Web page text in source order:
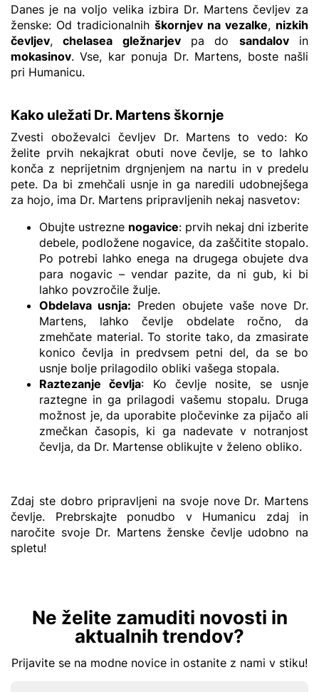
Danes je na voljo velika izbira Dr. Martens čevljev za
ženske: Od tradicionalnih škornjev na vezalke, nizkih
čevljev,chelasea gležnarjevpa do sandalovin
mokasinov. Vse, kar ponuja Dr. Martens, boste našli
pri Humanicu.
Kako uležati Dr. Martens škornje
Zvesti oboževalci čevljev Dr. Martens to vedo: Ko
želite prvih nekajkrat obuti nove čevlje, se to lahko
konča z neprijetnim drgnjenjem na nartu in v predelu
pete. Da bi zmehčali usnje in ga naredili udobnejšega
za hojo, ima Dr. Martens pripravljenih nekaj nasvetov:
Obujte ustrezne nogavice: prvih nekaj dni izberite
debele, podložene nogavice, da zaščitite stopalo.
Po potrebi lahko enega na drugega obujete dva
para nogavic – vendar pazite, da ni gub, ki bi
lahko povzročile žulje.
Obdelava usnja: Preden obujete vaše nove Dr.
Martens, lahko čevlje obdelate ročno, da
zmehčate material. To storite tako, da zmasirate
konico čevlja in predvsem petni del, da se bo
usnje bolje prilagodilo obliki vašega stopala.
Raztezanje čevlja: Ko čevlje nosite, se usnje
raztegne in ga prilagodi vašemu stopalu. Druga
možnost je, da uporabite pločevinke za pijačo ali
zmečkan časopis, ki ga nadevate v notranjost
čevlja, da Dr. Martense oblikujte v želeno obliko.
Zdaj ste dobro pripravljeni na svoje nove Dr. Martens
čevlje. Prebrskajte ponudbo v Humanicu zdaj in
naročite svoje Dr. Martens ženske čevlje udobno na
spletu!
Ne želite zamuditi novosti in
aktualnih trendov?
Prijavite se na modne novice in ostanite z nami v stiku!